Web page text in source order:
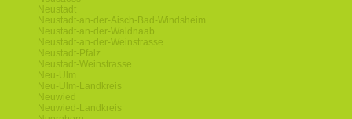
Neustadt
Neustadt-an-der-Aisch-Bad-Windsheim
Neustadt-an-der-Waldnaab
Neustadt-an-der-Weinstrasse
Neustadt-Pfalz
Neustadt-Weinstrasse
Neu-Ulm
Neu-Ulm-Landkreis
Neuwied
Neuwied-Landkreis